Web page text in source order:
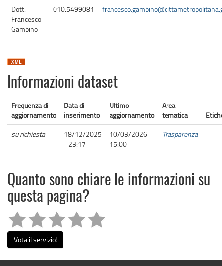
Dott.
Francesco
Gambino
010.5499081
Informazioni dataset
Frequenza di
aggiornamento
Data di
inserimento
Ultimo
aggiornamento
Area
tematica
su richiesta
18/12/2025
- 23:17
10/03/2026 -
15:00
Trasparenza
Quanto sono chiare le informazioni su
questa pagina?
Vota il servizio!